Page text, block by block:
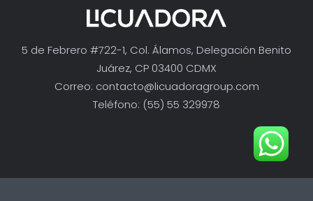
5 de Febrero #722-1, Col. Álamos, Delegación Benito
Juárez, CP 03400 CDMX
Correo: contacto@licuadoragroup.com
Teléfono: (55) 55 329978